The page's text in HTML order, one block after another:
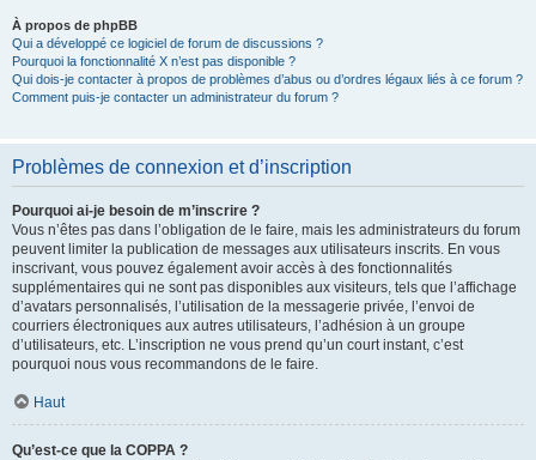
À propos de phpBB
Qui a développé ce logiciel de forum de discussions ?
Pourquoi la fonctionnalité X n’est pas disponible ?
Qui dois-je contacter à propos de problèmes d’abus ou d’ordres légaux liés à ce forum ?
Comment puis-je contacter un administrateur du forum ?
Problèmes de connexion et d’inscription
Pourquoi ai-je besoin de m’inscrire ?
Vous n’êtes pas dans l’obligation de le faire, mais les administrateurs du forum
peuvent limiter la publication de messages aux utilisateurs inscrits. En vous
inscrivant, vous pouvez également avoir accès à des fonctionnalités
supplémentaires qui ne sont pas disponibles aux visiteurs, tels que l’affichage
d’avatars personnalisés, l’utilisation de la messagerie privée, l’envoi de
courriers électroniques aux autres utilisateurs, l’adhésion à un groupe
d’utilisateurs, etc. L’inscription ne vous prend qu’un court instant, c’est
pourquoi nous vous recommandons de le faire.
Haut
Qu’est-ce que la COPPA ?